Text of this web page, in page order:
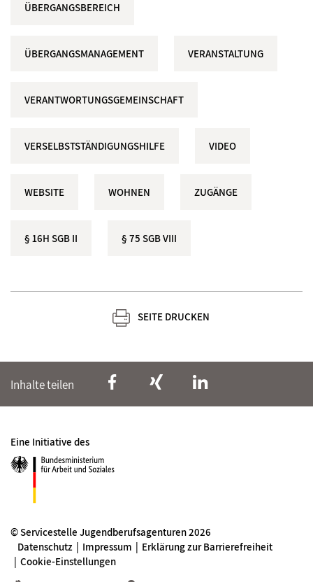
ÜBERGANGSBEREICH
ÜBERGANGSMANAGEMENT VERANSTALTUNG
VERANTWORTUNGSGEMEINSCHAFT
VERSELBSTSTÄNDIGUNGSHILFE VIDEO
WEBSITE WOHNEN ZUGÄNGE
§ 16H SGB II § 75 SGB VIII
SEITE DRUCKEN
Inhalte teilen
Eine Initiative des
© Servicestelle Jugendberufsagenturen 2026
Datenschutz
Impressum
Erklärung zur Barrierefreiheit
Cookie-Einstellungen